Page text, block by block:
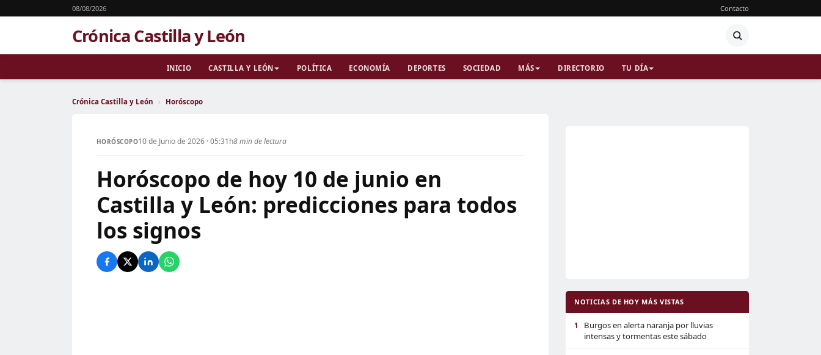
08/08/2026 Contacto
Crónica Castilla y León
INICIO CASTILLA Y LEÓN POLÍTICA ECONOMÍA DEPORTES SOCIEDAD MÁS DIRECTORIO TU DÍA
Crónica Castilla y León › Horóscopo
HORÓSCOPO10 de Junio de 2026 · 05:31h8 min de lectura
Horóscopo de hoy 10 de junio en
Castilla y León: predicciones para todos
los signos
NOTICIAS DE HOY MÁS VISTAS
1
Burgos en alerta naranja por lluvias
intensas y tormentas este sábado